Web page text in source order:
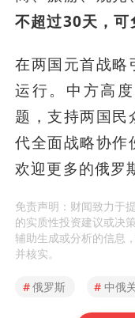
不超过30天，可
在两国元首战略
运行。中方高
题，支持两国民
代全面战略协作
欢迎更多的俄罗
免责声明：财闻致力于
的实质性投资建议或决
辅助生成或分析的信息
并核实。
#俄罗斯 # 中俄